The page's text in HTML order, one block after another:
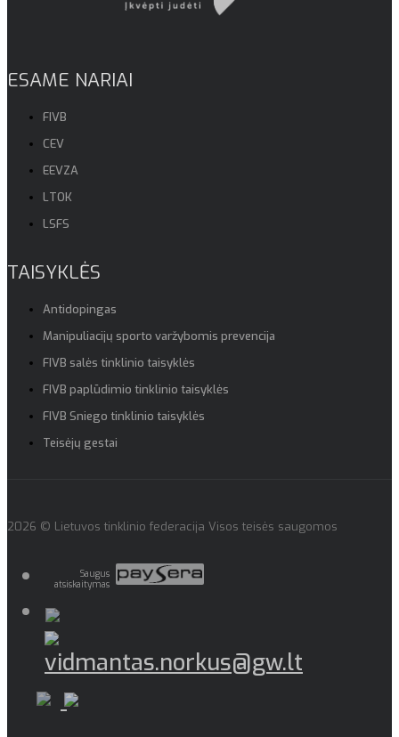
ESAME NARIAI
FIVB
CEV
EEVZA
LTOK
LSFS
TAISYKLĖS
Antidopingas
Manipuliacijų sporto varžybomis prevencija
FIVB salės tinklinio taisyklės
FIVB paplūdimio tinklinio taisyklės
FIVB Sniego tinklinio taisyklės
Teisėjų gestai
2026 © Lietuvos tinklinio federacija Visos teisės saugomos
Saugus
atsiskaitymas